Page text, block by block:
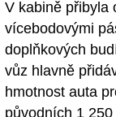
V kabině přibyla
vícebodovými
doplňkových
vůz hlavně
hmotnost auta
původních 1